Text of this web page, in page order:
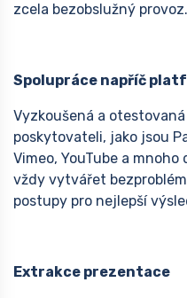
zcela bezobslužný provoz.
Spolupráce napříč
Vyzkoušená a
poskytovateli, jako jsou
Vimeo, YouTube a
vždy vytvářet
postupy pro nejlepší
Extrakce prezentace